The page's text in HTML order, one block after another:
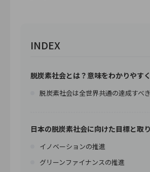
INDEX
脱炭素社会とは？意味をわかりやす
脱炭素社会は全世界共通の達成すべ
日本の脱炭素社会に向けた目標と取
イノベーションの推進
グリーンファイナンスの推進